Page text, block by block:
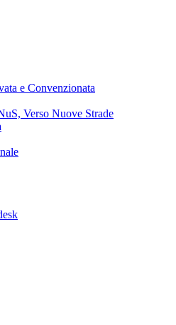
e Convenzionata
Verso Nuove Strade